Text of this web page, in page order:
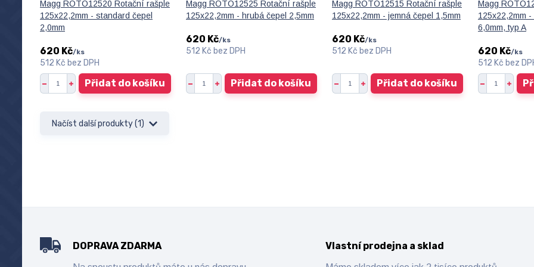
Magg ROTO12520 Rotační rašple
125x22,2mm - standard čepel
2,0mm
620 Kč/ks
512 Kč bez DPH
Přidat do košíku
Magg ROTO12525 Rotační rašple
125x22,2mm - hrubá čepel 2,5mm
620 Kč/ks
512 Kč bez DPH
Přidat do košíku
Magg ROTO12515 Rotační rašple
125x22,2mm - jemná čepel 1,5mm
620 Kč/ks
512 Kč bez DPH
Přidat do košíku
Magg
125x22,2mm
6,0mm, typ A
620 Kč/ks
512 Kč bez
Načíst další produkty (1)
DOPRAVA ZDARMA Vlastní prodejna a sklad